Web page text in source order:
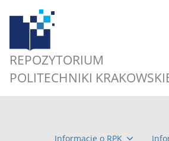
REPOZYTORIUM
POLITECHNIKI
Informacje o RPK